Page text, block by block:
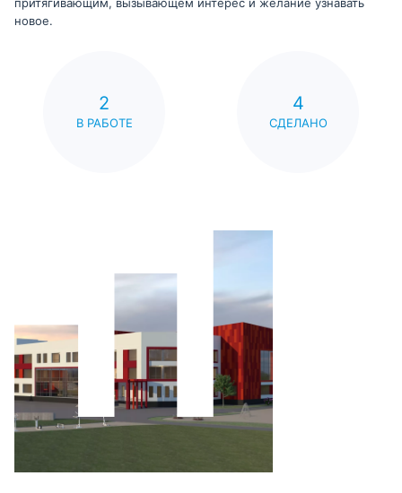
притягивающим, вызывающем интерес и желание узнавать
новое.
2
В РАБОТЕ
4
СДЕЛАНО